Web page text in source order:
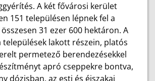
A két fővárosi kerület
151 településen lépnek fel a
31 ezer 600 hektáron. A
települések lakott részein, platós
permetező berendezésekkel
apró cseppekre bontva,
dózisban, az esti és éjszakai